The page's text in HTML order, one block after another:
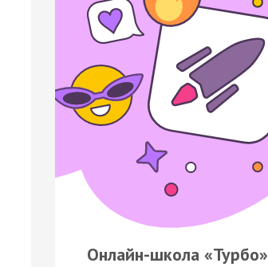
Онлайн-школа «Турбо»